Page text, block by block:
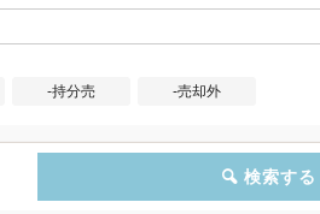
-持分売 -売却外
検索する